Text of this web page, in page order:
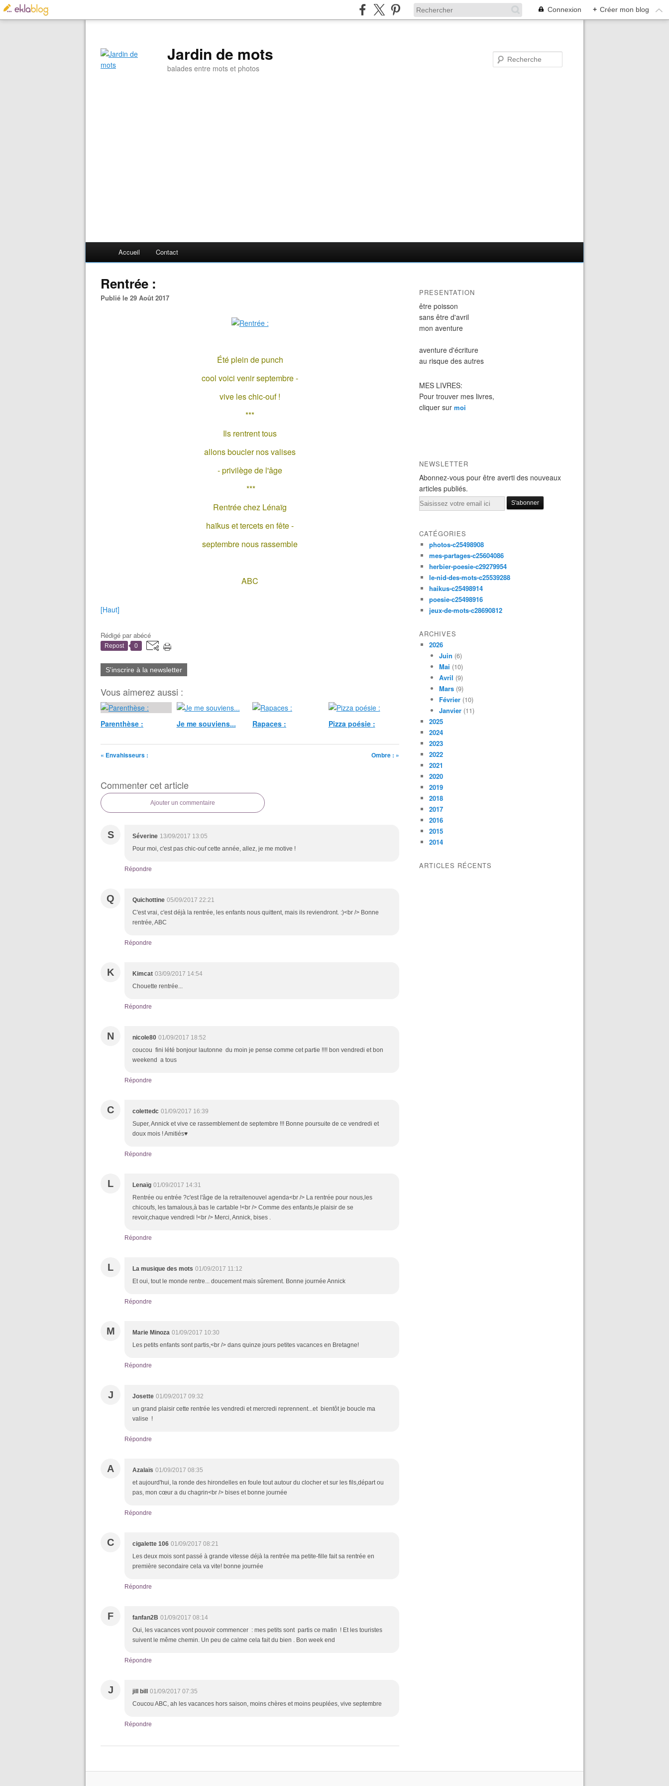
Connexion + Créer mon blog
Jardin de mots
balades entre mots et photos
Accueil Contact
Rentrée :
Publié le 29 Août 2017
Été plein de punch
cool voici venir septembre -
vive les chic-ouf !
***
Ils rentrent tous
allons boucler nos valises
- privilège de l'âge
***
Rentrée chez Lénaïg
haïkus et tercets en fête -
septembre nous rassemble
ABC
[Haut]
Rédigé parabécé
Repost 0
S'inscrire à la newsletter
Vous aimerez aussi :
Parenthèse : Je me souviens... Rapaces : Pizza poésie :
« Envahisseurs : Ombre : »
Commenter cet article
Ajouter un commentaire
S Séverine 13/09/2017 13:05
Pour moi, c'est pas chic-ouf cette année, allez, je me motive !
Répondre
Q Quichottine 05/09/2017 22:21
C'est vrai, c'est déjà la rentrée, les enfants nous quittent, mais ils reviendront. :)<br /> Bonne
rentrée, ABC
Répondre
K Kimcat 03/09/2017 14:54
Chouette rentrée...
Répondre
N nicole80 01/09/2017 18:52
coucou fini lété bonjour lautonne du moin je pense comme cet partie !!!! bon vendredi et bon
weekend a tous
Répondre
C colettedc 01/09/2017 16:39
Super, Annick et vive ce rassemblement de septembre !!! Bonne poursuite de ce vendredi et
doux mois ! Amitiés♥
Répondre
L Lenaïg 01/09/2017 14:31
Rentrée ou entrée ?c'est l'âge de la retraitenouvel agenda<br /> La rentrée pour nous,les
chicoufs, les tamalous,à bas le cartable !<br /> Comme des enfants,le plaisir de se
revoir,chaque vendredi !<br /> Merci, Annick, bises .
Répondre
L La musique des mots 01/09/2017 11:12
Et oui, tout le monde rentre... doucement mais sûrement. Bonne journée Annick
Répondre
M Marie Minoza 01/09/2017 10:30
Les petits enfants sont partis,<br /> dans quinze jours petites vacances en Bretagne!
Répondre
J Josette 01/09/2017 09:32
un grand plaisir cette rentrée les vendredi et mercredi reprennent...et bientôt je boucle ma
valise !
Répondre
A Azalaïs 01/09/2017 08:35
et aujourd'hui, la ronde des hirondelles en foule tout autour du clocher et sur les fils,départ ou
pas, mon cœur a du chagrin<br /> bises et bonne journée
Répondre
C cigalette 106 01/09/2017 08:21
Les deux mois sont passé à grande vitesse déjà la rentrée ma petite-fille fait sa rentrée en
première secondaire cela va vite! bonne journée
Répondre
F fanfan2B 01/09/2017 08:14
Oui, les vacances vont pouvoir commencer : mes petits sont partis ce matin ! Et les touristes
suivent le même chemin. Un peu de calme cela fait du bien . Bon week end
Répondre
J jill bill
01/09/2017 07:35
Coucou ABC, ah les vacances hors saison, moins chères et moins peuplées, vive septembre
Répondre
PRESENTATION
être poisson
sans être d'avril
mon aventure
aventure d'écriture
au risque des autres
MES LIVRES:
Pour trouver mes livres,
cliquer sur moi
NEWSLETTER
Abonnez-vous pour être averti des nouveaux
articles publiés.
Email
CATÉGORIES
photos-c25498908
mes-partages-c25604086
herbier-poesie-c29279954
le-nid-des-mots-c25539288
haikus-c25498914
poesie-c25498916
jeux-de-mots-c28690812
ARCHIVES
2026
Juin (6)
Mai (10)
Avril (9)
Mars (9)
Février (10)
Janvier (11)
2025
2024
2023
2022
2021
2020
2019
2018
2017
2016
2015
2014
ARTICLES RÉCENTS